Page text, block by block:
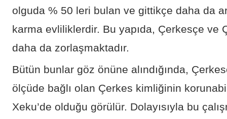
olguda % 50 leri bulan ve gittikçe daha da
karma evliliklerdir. Bu yapıda, Çerkesçe ve
daha da zorlaşmaktadır.
Bütün bunlar göz önüne alındığında,
ölçüde bağlı olan Çerkes kimliğinin
Xeku’de olduğu görülür. Dolayısıyla bu